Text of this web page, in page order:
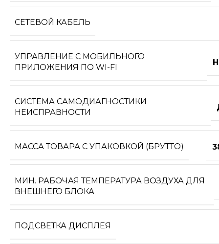
СЕТЕВОЙ КАБЕЛЬ
УПРАВЛЕНИЕ C МОБИЛЬНОГО
ПРИЛОЖЕНИЯ ПО WI-FI
СИСТЕМА САМОДИАГНОСТИКИ
НЕИСПРАВНОСТИ
МАССА ТОВАРА С УПАКОВКОЙ (БРУТТО)
МИН. РАБОЧАЯ ТЕМПЕРАТУРА ВОЗДУХА ДЛЯ
ВНЕШНЕГО БЛОКА
ПОДСВЕТКА ДИСПЛЕЯ